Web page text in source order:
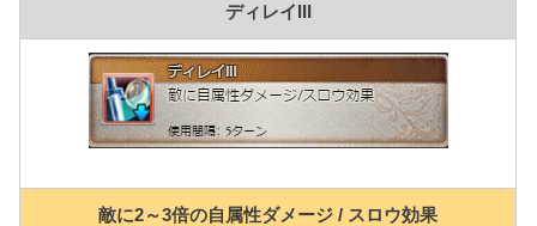
ディレイIII
敵に2～3倍の自属性ダメージ / スロウ効果